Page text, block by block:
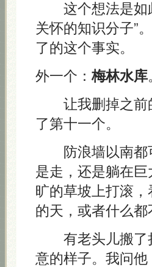
这个想法是如此
关怀的知识分子”
了的这个事实。
外一个： 梅林水库
让我删掉之前
了第十一个。
防浪墙以南都
是走，还是躺在
旷的草坡上打滚
的天，或者什么
有老头儿搬了
意的样子。我问